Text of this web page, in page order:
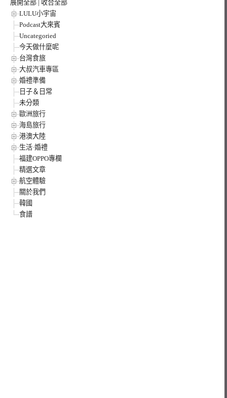
展開全部
收合全部
LULU小宇宙
Podcast大來賓
Uncategoried
今天做什麼呢
台灣食旅
大叔汽車專區
婚禮準備
日子＆日常
未分類
歐洲旅行
海島旅行
港澳大陸
生活·婚禮
福建OPPO專欄
精選文章
航空體驗
關於我們
韓國
食譜